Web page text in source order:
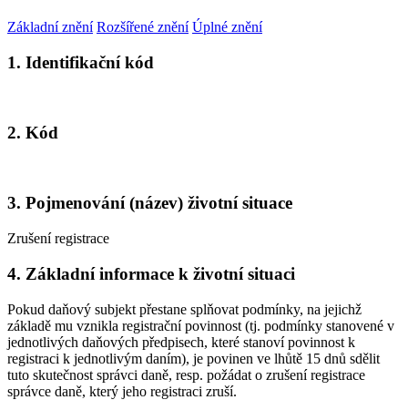
Základní znění Rozšířené znění Úplné znění
1. Identifikační kód
2. Kód
3. Pojmenování (název) životní situace
Zrušení registrace
4. Základní informace k životní situaci
Pokud daňový subjekt přestane splňovat podmínky, na jejichž
základě mu vznikla registrační povinnost (tj. podmínky stanovené v
jednotlivých daňových předpisech, které stanoví povinnost k
registraci k jednotlivým daním), je povinen ve lhůtě 15 dnů sdělit
tuto skutečnost správci daně, resp. požádat o zrušení registrace
správce daně, který jeho registraci zruší.